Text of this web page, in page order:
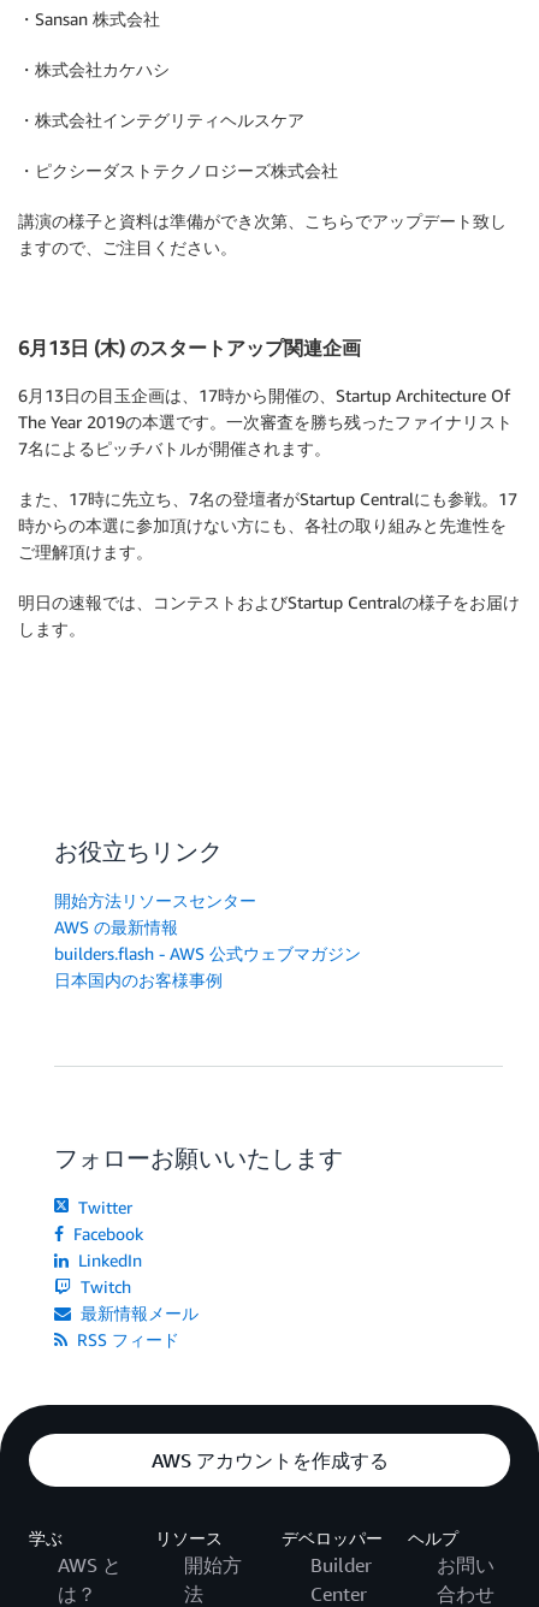
・Sansan 株式会社
・株式会社カケハシ
・株式会社インテグリティヘルスケア
・ピクシーダストテクノロジーズ株式会社
講演の様子と資料は準備ができ次第、こちらでアップデート致し
ますので、ご注目ください。
6月13日 (木) のスタートアップ関連企画
6月13日の目玉企画は、17時から開催の、Startup Architecture Of
The Year 2019の本選です。一次審査を勝ち残ったファイナリスト
7名によるピッチバトルが開催されます。
また、17時に先立ち、7名の登壇者がStartup Centralにも参戦。17
時からの本選に参加頂けない方にも、各社の取り組みと先進性を
ご理解頂けます。
明日の速報では、コンテストおよびStartup Centralの様子をお届け
します。
お役立ちリンク
開始方法リソースセンター
AWS の最新情報
builders.flash - AWS 公式ウェブマガジン
日本国内のお客様事例
フォローお願いいたします
Twitter
Facebook
LinkedIn
Twitch
最新情報メール
RSS フィード
AWS アカウントを作成する
学ぶ
AWS と
は？
リソース
開始方
法
デベロッパー
Builder
Center
ヘルプ
お問い
合わせ